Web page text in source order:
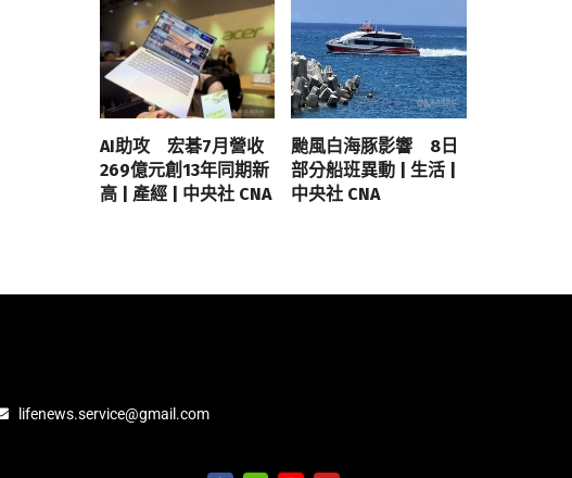
AI助攻 宏碁7月營收
269億元創13年同期新
高 | 產經 | 中央社 CNA
颱風白海豚影響 8日
部分船班異動 | 生活 |
中央社 CNA
lifenews.service@gmail.com